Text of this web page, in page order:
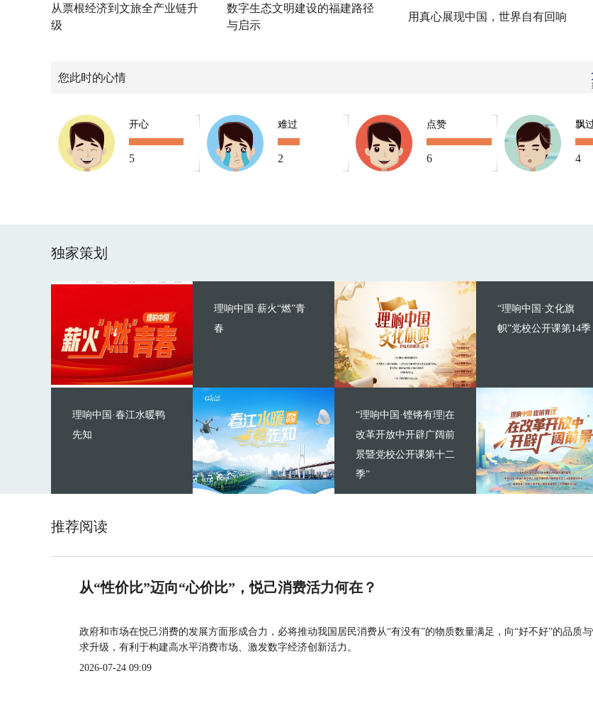
从票根经济到文旅全产业链升
级
数字生态文明建设的福建路径
与启示
用真心展现中国，世界自有回响
您此时的心情
开心
5
难过
2
点赞
6
飘
4
独家策划
理响中国·薪火“燃”青
春
理响中国·春江水暖鸭
先知
“理响中国·文化旗
帜”党校公开课第14季
“理响中国·铿锵有理|在
改革开放中开辟广阔前
景暨党校公开课第十二
季”
推荐阅读
从“性价比”迈向“心价比”，悦己消费活力何在？
政府和市场在悦己消费的发展方面形成合力，必将推动我国居民消费从“有没有”的物质数量满足，向“好不好”的品质
求升级，有利于构建高水平消费市场、激发数字经济创新活力。
2026-07-24 09:09